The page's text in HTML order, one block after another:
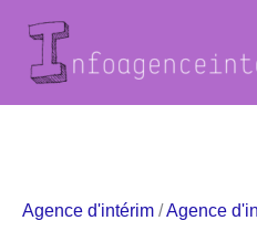
contenu
Agence d'intérim /Agence